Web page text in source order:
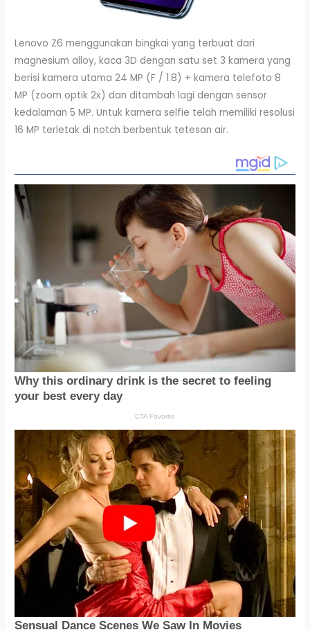
Lenovo Z6 menggunakan bingkai yang terbuat dari
magnesium alloy, kaca 3D dengan satu set 3 kamera yang
berisi kamera utama 24 MP (F / 1.8) + kamera telefoto 8
MP (zoom optik 2x) dan ditambah lagi dengan sensor
kedalaman 5 MP. Untuk kamera selfie telah memiliki resolusi
16 MP terletak di notch berbentuk tetesan air.